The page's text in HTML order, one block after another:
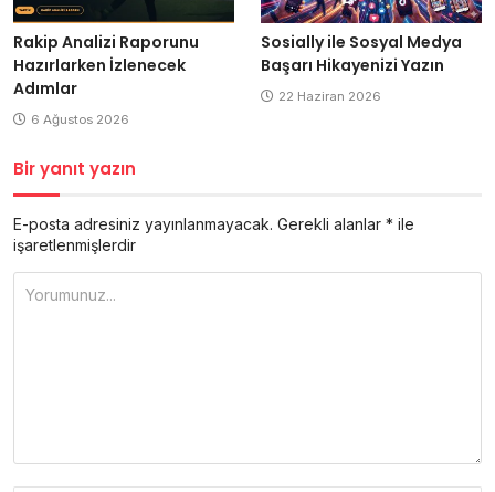
Rakip Analizi Raporunu
Hazırlarken İzlenecek
Adımlar
6 Ağustos 2026
Sosially ile Sosyal Medya
Başarı Hikayenizi Yazın
22 Haziran 2026
Bir yanıt yazın
E-posta adresiniz yayınlanmayacak. Gerekli alanlar * ile
işaretlenmişlerdir